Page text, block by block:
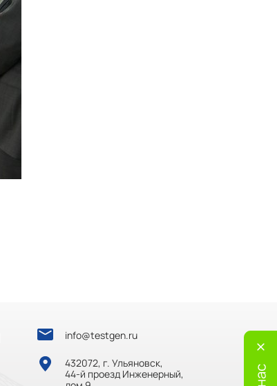
info@testgen.ru
432072, г. Ульяновск,
44-й проезд Инженерный,